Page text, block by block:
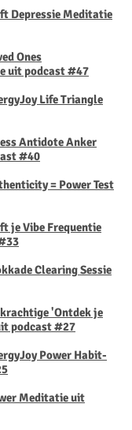
Depressie Meditatie
Ones
uit podcast #47
Life Triangle
Antidote Anker
#40
= Power Test
je Vibe Frequentie
Clearing Sessie
'Ontdek je
podcast #27
Power Habit-
Meditatie uit